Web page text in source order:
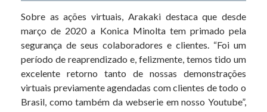
Sobre as ações virtuais, Arakaki destaca que desde
março de 2020 a Konica Minolta tem primado pela
segurança de seus colaboradores e clientes. “Foi um
período de reaprendizado e, felizmente, temos tido um
excelente retorno tanto de nossas demonstrações
virtuais previamente agendadas com clientes de todo o
Brasil, como também da webserie em nosso Youtube”,